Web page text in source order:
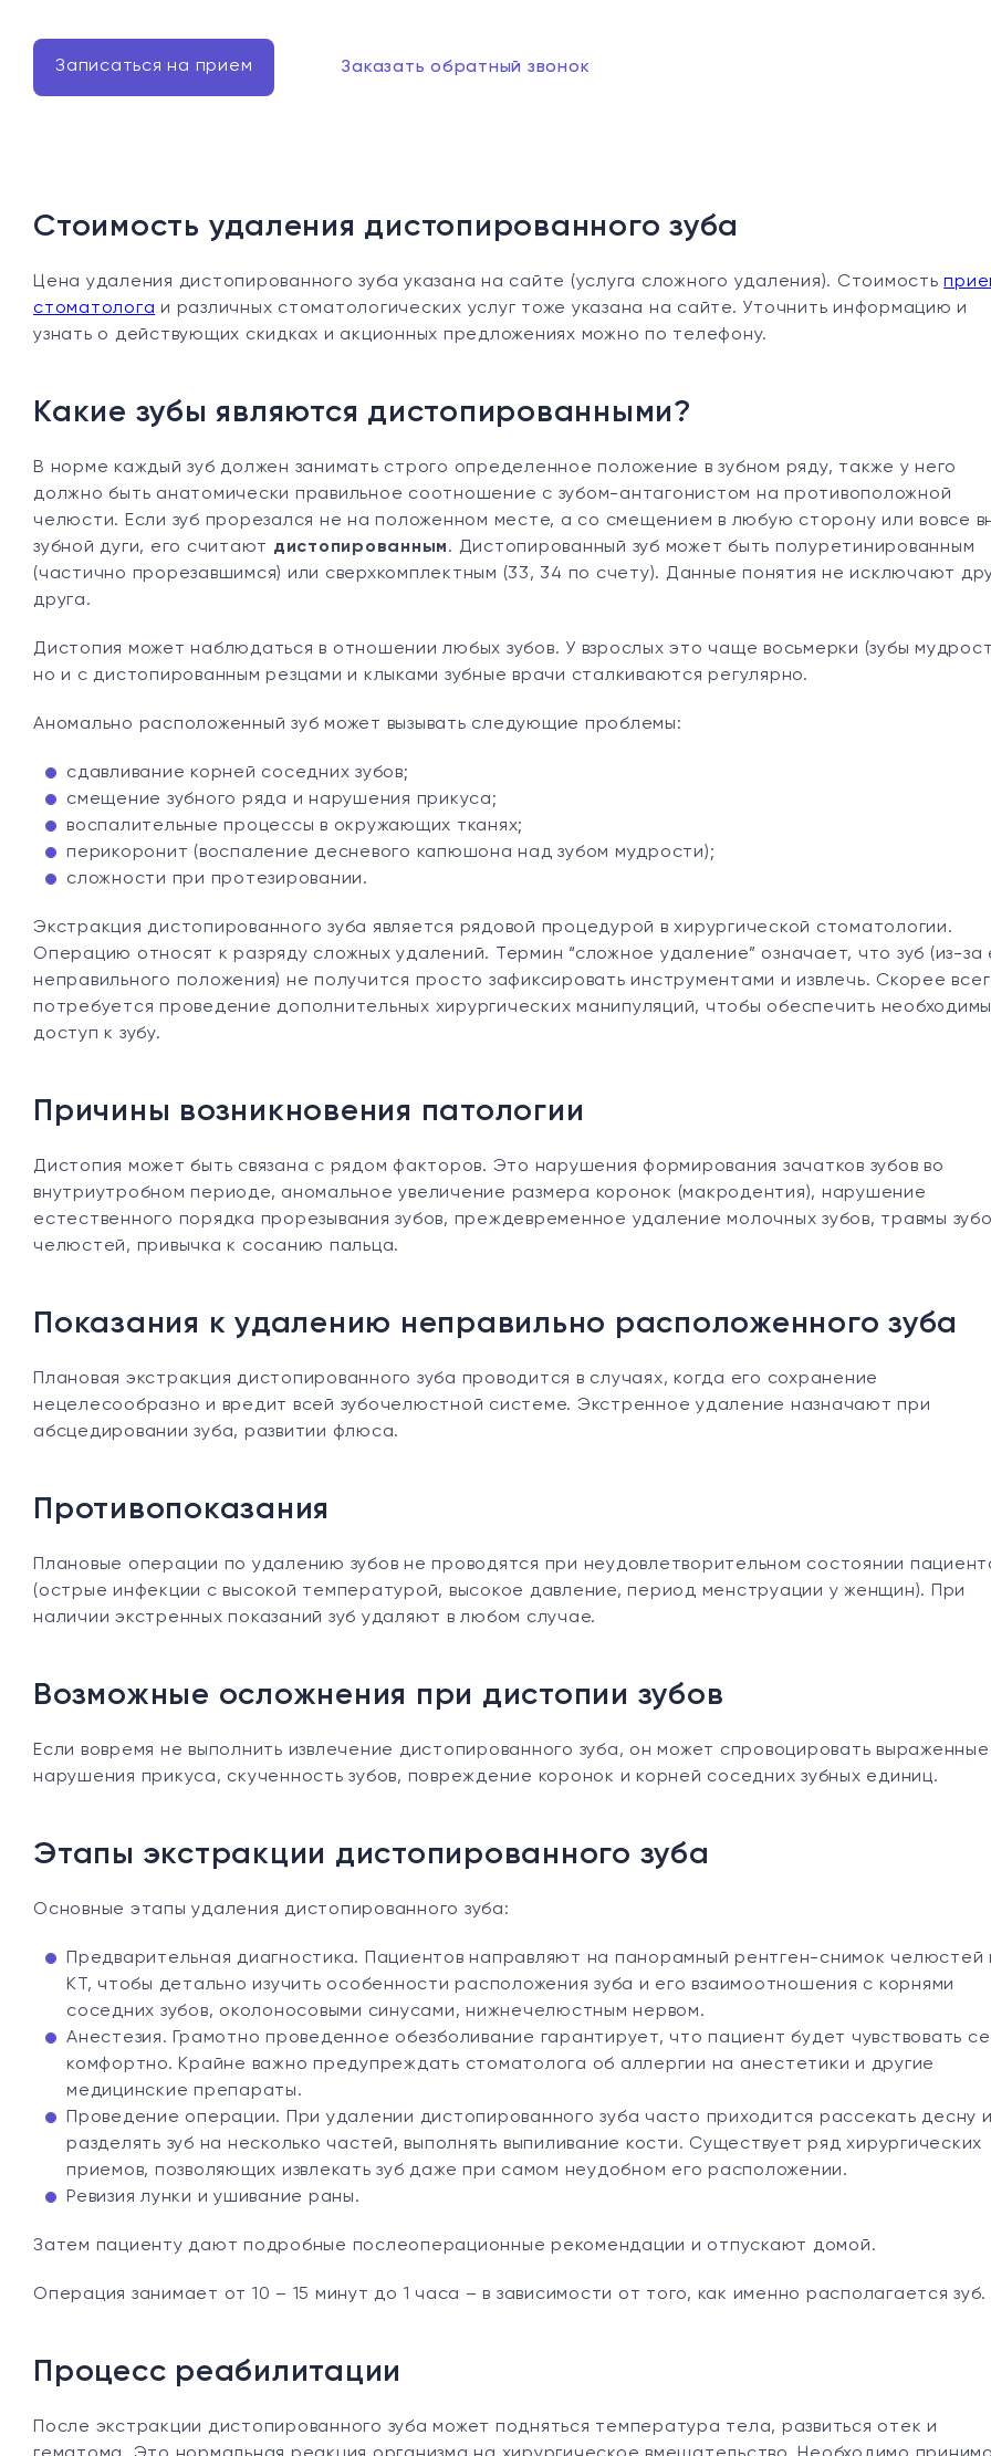
Записаться на прием Заказать обратный звонок
Стоимость удаления дистопированного зуба
Цена удаления дистопированного зуба указана на сайте (услуга сложного удаления). Стоимость
стоматолога и различных стоматологических услуг тоже указана на сайте. Уточнить информацию и
узнать о действующих скидках и акционных предложениях можно по телефону.
Какие зубы являются дистопированными?
В норме каждый зуб должен занимать строго определенное положение в зубном ряду, также у него
должно быть анатомически правильное соотношение с зубом-антагонистом на противоположной
челюсти. Если зуб прорезался не на положенном месте, а со смещением в любую сторону или вовсе
зубной дуги, его считают дистопированным. Дистопированный зуб может быть полуретинированным
(частично прорезавшимся) или сверхкомплектным (33, 34 по счету). Данные понятия не исключают
друга.
Дистопия может наблюдаться в отношении любых зубов. У взрослых это чаще восьмерки (зубы
но и с дистопированным резцами и клыками зубные врачи сталкиваются регулярно.
Аномально расположенный зуб может вызывать следующие проблемы:
сдавливание корней соседних зубов;
смещение зубного ряда и нарушения прикуса;
воспалительные процессы в окружающих тканях;
перикоронит (воспаление десневого капюшона над зубом мудрости);
сложности при протезировании.
Экстракция дистопированного зуба является рядовой процедурой в хирургической стоматологии.
Операцию относят к разряду сложных удалений. Термин “сложное удаление” означает, что зуб (из-за
неправильного положения) не получится просто зафиксировать инструментами и извлечь. Скорее
потребуется проведение дополнительных хирургических манипуляций, чтобы обеспечить
доступ к зубу.
Причины возникновения патологии
Дистопия может быть связана с рядом факторов. Это нарушения формирования зачатков зубов во
внутриутробном периоде, аномальное увеличение размера коронок (макродентия), нарушение
естественного порядка прорезывания зубов, преждевременное удаление молочных зубов, травмы
челюстей, привычка к сосанию пальца.
Показания к удалению неправильно расположенного зуба
Плановая экстракция дистопированного зуба проводится в случаях, когда его сохранение
нецелесообразно и вредит всей зубочелюстной системе. Экстренное удаление назначают при
абсцедировании зуба, развитии флюса.
Противопоказания
Плановые операции по удалению зубов не проводятся при неудовлетворительном состоянии
(острые инфекции с высокой температурой, высокое давление, период менструации у женщин). При
наличии экстренных показаний зуб удаляют в любом случае.
Возможные осложнения при дистопии зубов
Если вовремя не выполнить извлечение дистопированного зуба, он может спровоцировать выраженные
нарушения прикуса, скученность зубов, повреждение коронок и корней соседних зубных единиц.
Этапы экстракции дистопированного зуба
Основные этапы удаления дистопированного зуба:
Предварительная диагностика. Пациентов направляют на панорамный рентген-снимок челюстей
КТ, чтобы детально изучить особенности расположения зуба и его взаимоотношения с корнями
соседних зубов, околоносовыми синусами, нижнечелюстным нервом.
Анестезия. Грамотно проведенное обезболивание гарантирует, что пациент будет чувствовать
комфортно. Крайне важно предупреждать стоматолога об аллергии на анестетики и другие
медицинские препараты.
Проведение операции. При удалении дистопированного зуба часто приходится рассекать десну
разделять зуб на несколько частей, выполнять выпиливание кости. Существует ряд хирургических
приемов, позволяющих извлекать зуб даже при самом неудобном его расположении.
Ревизия лунки и ушивание раны.
Затем пациенту дают подробные послеоперационные рекомендации и отпускают домой.
Операция занимает от 10 – 15 минут до 1 часа – в зависимости от того, как именно располагается зуб.
Процесс реабилитации
После экстракции дистопированного зуба может подняться температура тела, развиться отек и